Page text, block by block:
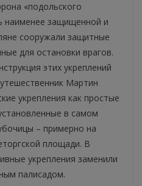
«подольского
наименее защищенной и
сооружали защитные
для остановки врагов.
этих укреплений
Мартин
укрепления как простые
в самом
– примерно на
площади. В
укрепления заменили
палисадом.